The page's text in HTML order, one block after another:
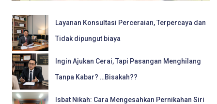
Layanan Konsultasi Perceraian, Terpercaya dan
Tidak dipungut biaya
Ingin Ajukan Cerai, Tapi Pasangan Menghilang
Tanpa Kabar? …Bisakah??
Isbat Nikah: Cara Mengesahkan Pernikahan Siri